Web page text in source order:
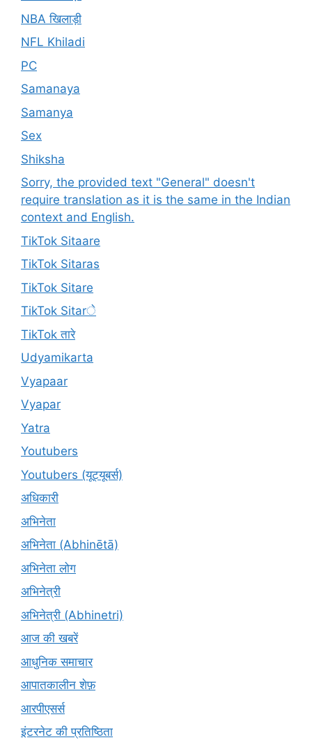
NBA खिलाड़ी
NFL Khiladi
PC
Samanaya
Samanya
Sex
Shiksha
Sorry, the provided text "General" doesn't
require translation as it is the same in the Indian
context and English.
TikTok Sitaare
TikTok Sitaras
TikTok Sitare
TikTok Sitarे
TikTok तारे
Udyamikarta
Vyapaar
Vyapar
Yatra
Youtubers
Youtubers (यूट्यूबर्स)
अधिकारी
अभिनेता
अभिनेता (Abhinētā)
अभिनेता लोग
अभिनेत्री
अभिनेत्री (Abhinetri)
आज की खबरें
आधुनिक समाचार
आपातकालीन शेफ़
आरपीएसर्स
इंटरनेट की प्रतिष्ठिता